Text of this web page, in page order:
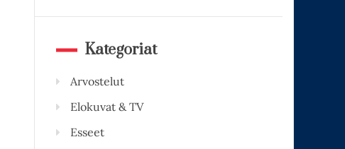
Kategoriat
Arvostelut
Elokuvat & TV
Esseet